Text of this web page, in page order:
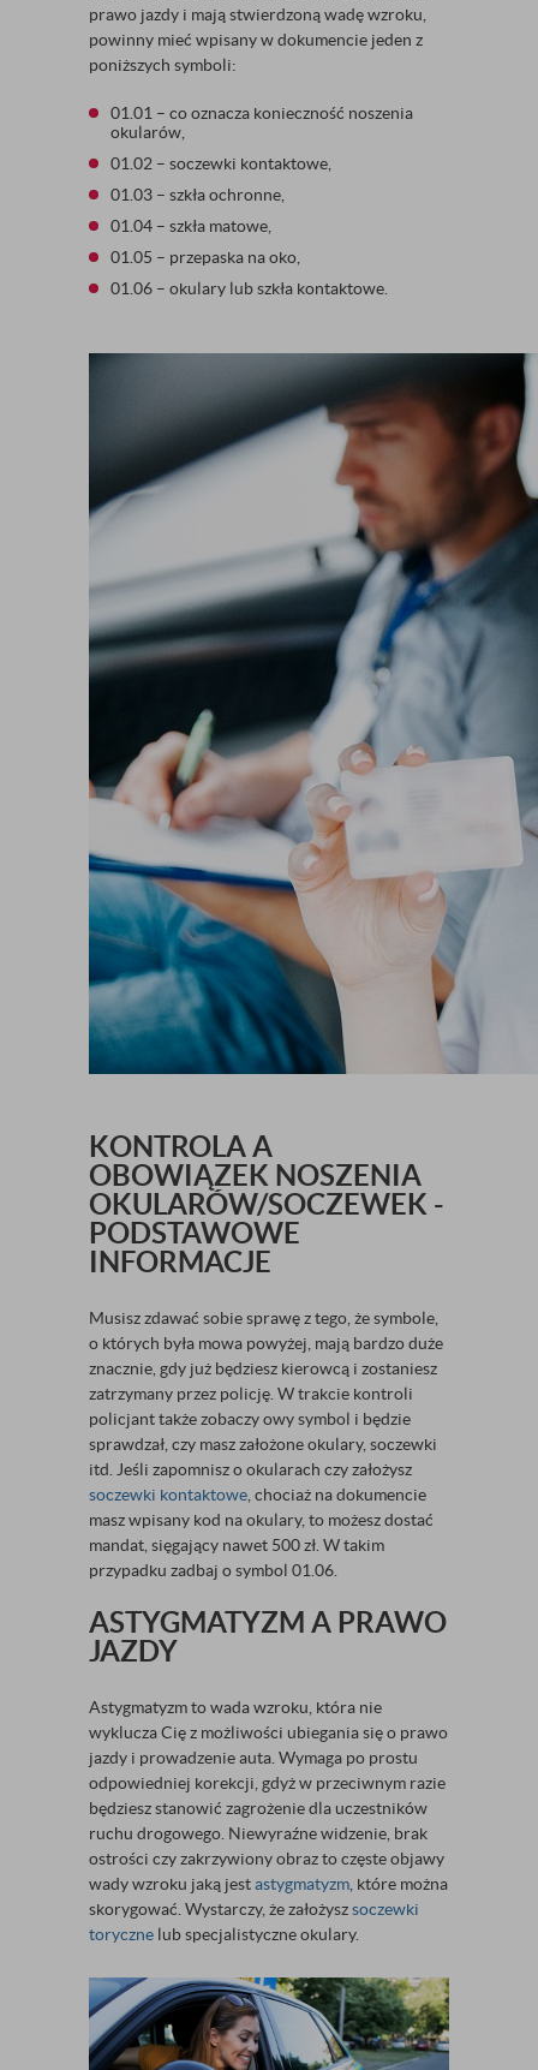
prawo jazdy i mają stwierdzoną wadę wzroku,
powinny mieć wpisany w dokumencie jeden z
poniższych symboli:
01.01 – co oznacza konieczność noszenia
okularów,
01.02 – soczewki kontaktowe,
01.03 – szkła ochronne,
01.04 – szkła matowe,
01.05 – przepaska na oko,
01.06 – okulary lub szkła kontaktowe.
KONTROLA A
OBOWIĄZEK NOSZENIA
OKULARÓW/SOCZEWEK -
PODSTAWOWE
INFORMACJE
Musisz zdawać sobie sprawę z tego, że symbole,
o których była mowa powyżej, mają bardzo duże
znacznie, gdy już będziesz kierowcą i zostaniesz
zatrzymany przez policję. W trakcie kontroli
policjant także zobaczy owy symbol i będzie
sprawdzał, czy masz założone okulary, soczewki
itd. Jeśli zapomnisz o okularach czy założysz
soczewki kontaktowe , chociaż na dokumencie
masz wpisany kod na okulary, to możesz dostać
mandat, sięgający nawet 500 zł. W takim
przypadku zadbaj o symbol 01.06.
ASTYGMATYZM A PRAWO
JAZDY
Astygmatyzm to wada wzroku, która nie
wyklucza Cię z możliwości ubiegania się o prawo
jazdy i prowadzenie auta. Wymaga po prostu
odpowiedniej korekcji, gdyż w przeciwnym razie
będziesz stanowić zagrożenie dla uczestników
ruchu drogowego. Niewyraźne widzenie, brak
ostrości czy zakrzywiony obraz to częste objawy
wady wzroku jaką jestastygmatyzm , które można
skorygować. Wystarczy, że założyszsoczewki
toryczne lub specjalistyczne okulary.